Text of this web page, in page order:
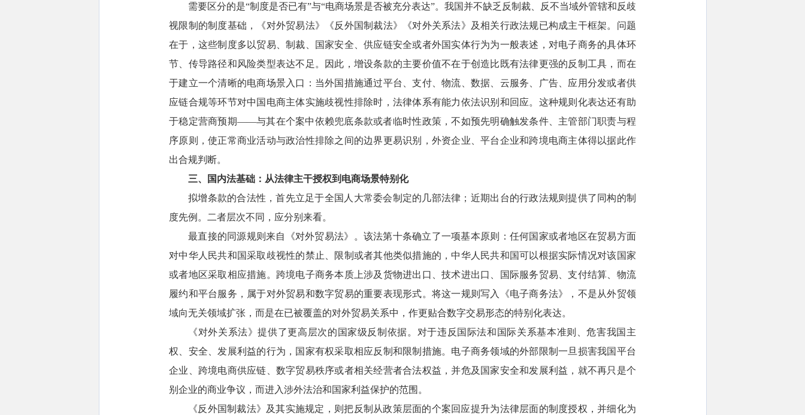
需要区分的是“制度是否已有”与“电商场景是否被充分表达”。我国并不缺乏反制裁、反不当域外管辖和反歧
视限制的制度基础，《对外贸易法》《反外国制裁法》《对外关系法》及相关行政法规已构成主干框架。问题
在于，这些制度多以贸易、制裁、国家安全、供应链安全或者外国实体行为为一般表述，对电子商务的具体环
节、传导路径和风险类型表达不足。因此，增设条款的主要价值不在于创造比既有法律更强的反制工具，而在
于建立一个清晰的电商场景入口：当外国措施通过平台、支付、物流、数据、云服务、广告、应用分发或者供
应链合规等环节对中国电商主体实施歧视性排除时，法律体系有能力依法识别和回应。这种规则化表达还有助
于稳定营商预期——与其在个案中依赖兜底条款或者临时性政策，不如预先明确触发条件、主管部门职责与程
序原则，使正常商业活动与政治性排除之间的边界更易识别，外资企业、平台企业和跨境电商主体得以据此作
出合规判断。
三、国内法基础：从法律主干授权到电商场景特别化
拟增条款的合法性，首先立足于全国人大常委会制定的几部法律；近期出台的行政法规则提供了同构的制
度先例。二者层次不同，应分别来看。
最直接的同源规则来自《对外贸易法》。该法第十条确立了一项基本原则：任何国家或者地区在贸易方面
对中华人民共和国采取歧视性的禁止、限制或者其他类似措施的，中华人民共和国可以根据实际情况对该国家
或者地区采取相应措施。跨境电子商务本质上涉及货物进出口、技术进出口、国际服务贸易、支付结算、物流
履约和平台服务，属于对外贸易和数字贸易的重要表现形式。将这一规则写入《电子商务法》，不是从外贸领
域向无关领域扩张，而是在已被覆盖的对外贸易关系中，作更贴合数字交易形态的特别化表达。
《对外关系法》提供了更高层次的国家级反制依据。对于违反国际法和国际关系基本准则、危害我国主
权、安全、发展利益的行为，国家有权采取相应反制和限制措施。电子商务领域的外部限制一旦损害我国平台
企业、跨境电商供应链、数字贸易秩序或者相关经营者合法权益，并危及国家安全和发展利益，就不再只是个
别企业的商业争议，而进入涉外法治和国家利益保护的范围。
《反外国制裁法》及其实施规定，则把反制从政策层面的个案回应提升为法律层面的制度授权，并细化为